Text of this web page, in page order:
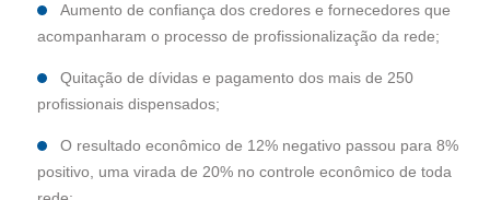
Aumento de confiança dos credores e fornecedores que
acompanharam o processo de profissionalização da rede;
Quitação de dívidas e pagamento dos mais de 250
profissionais dispensados;
O resultado econômico de 12% negativo passou para 8%
positivo, uma virada de 20% no controle econômico de toda